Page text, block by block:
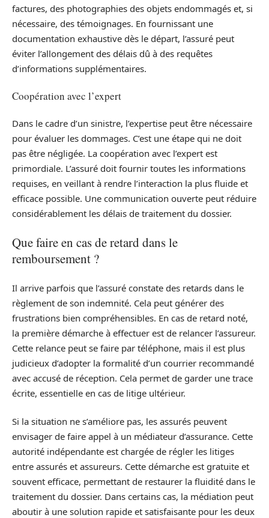
factures, des photographies des objets endommagés et, si
nécessaire, des témoignages. En fournissant une
documentation exhaustive dès le départ, l’assuré peut
éviter l’allongement des délais dû à des requêtes
d’informations supplémentaires.
Coopération avec l’expert
Dans le cadre d’un sinistre, l’expertise peut être nécessaire
pour évaluer les dommages. C’est une étape qui ne doit
pas être négligée. La coopération avec l’expert est
primordiale. L’assuré doit fournir toutes les informations
requises, en veillant à rendre l’interaction la plus fluide et
efficace possible. Une communication ouverte peut réduire
considérablement les délais de traitement du dossier.
Que faire en cas de retard dans le
remboursement ?
Il arrive parfois que l’assuré constate des retards dans le
règlement de son indemnité. Cela peut générer des
frustrations bien compréhensibles. En cas de retard noté,
la première démarche à effectuer est de relancer l’assureur.
Cette relance peut se faire par téléphone, mais il est plus
judicieux d’adopter la formalité d’un courrier recommandé
avec accusé de réception. Cela permet de garder une trace
écrite, essentielle en cas de litige ultérieur.
Si la situation ne s’améliore pas, les assurés peuvent
envisager de faire appel à un médiateur d’assurance. Cette
autorité indépendante est chargée de régler les litiges
entre assurés et assureurs. Cette démarche est gratuite et
souvent efficace, permettant de restaurer la fluidité dans le
traitement du dossier. Dans certains cas, la médiation peut
aboutir à une solution rapide et satisfaisante pour les deux